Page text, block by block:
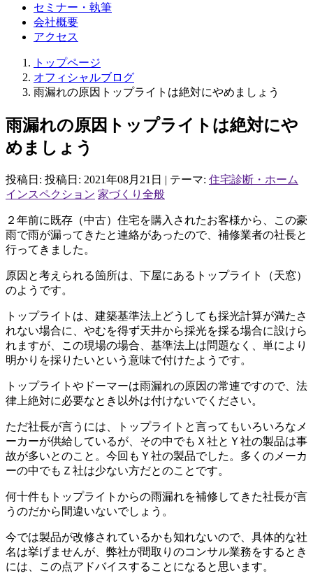
セミナー・執筆
会社概要
アクセス
トップページ
オフィシャルブログ
雨漏れの原因トップライトは絶対にやめましょう
雨漏れの原因トップライトは絶対にや
めましょう
投稿日: 投稿日: 2021年08月21日 | テーマ: 住宅診断・ホーム
インスペクション 家づくり全般
２年前に既存（中古）住宅を購入されたお客様から、この豪
雨で雨が漏ってきたと連絡があったので、補修業者の社長と
行ってきました。
原因と考えられる箇所は、下屋にあるトップライト（天窓）
のようです。
トップライトは、建築基準法上どうしても採光計算が満たさ
れない場合に、やむを得ず天井から採光を採る場合に設けら
れますが、この現場の場合、基準法上は問題なく、単により
明かりを採りたいという意味で付けたようです。
トップライトやドーマーは雨漏れの原因の常連ですので、法
律上絶対に必要なとき以外は付けないでください。
ただ社長が言うには、トップライトと言ってもいろいろなメ
ーカーが供給しているが、その中でもＸ社とＹ社の製品は事
故が多いとのこと。今回もＹ社の製品でした。多くのメーカ
ーの中でもＺ社は少ない方だとのことです。
何十件もトップライトからの雨漏れを補修してきた社長が言
うのだから間違いないでしょう。
今では製品が改修されているかも知れないので、具体的な社
名は挙げませんが、弊社が間取りのコンサル業務をするとき
には、この点アドバイスすることになると思います。